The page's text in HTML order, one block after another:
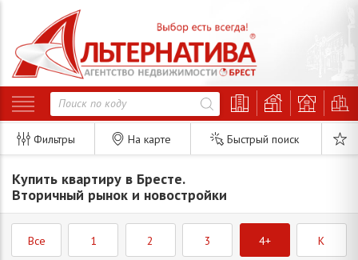
Фильтры На карте Быстрый поиск
Купить квартиру в Бресте.
Вторичный рынок и новостройки
Все 1 2 3 4+ K